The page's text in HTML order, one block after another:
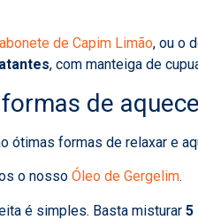
de Capim Limão, ou o
, com manteiga de
de
ótimas formas de relaxar e
o nosso Óleo de Gergelim.
é simples. Basta misturar 5